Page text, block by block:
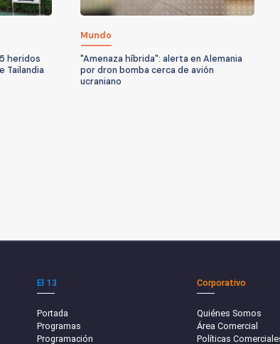
heridos
Tailandia
Mundo
"Amenaza híbrida": alerta en Alemania
por dron bomba cerca de avión
ucraniano
El 13
Portada
Programas
Programación
Corporativo
Quiénes Somos
Área Comercial
Políticas